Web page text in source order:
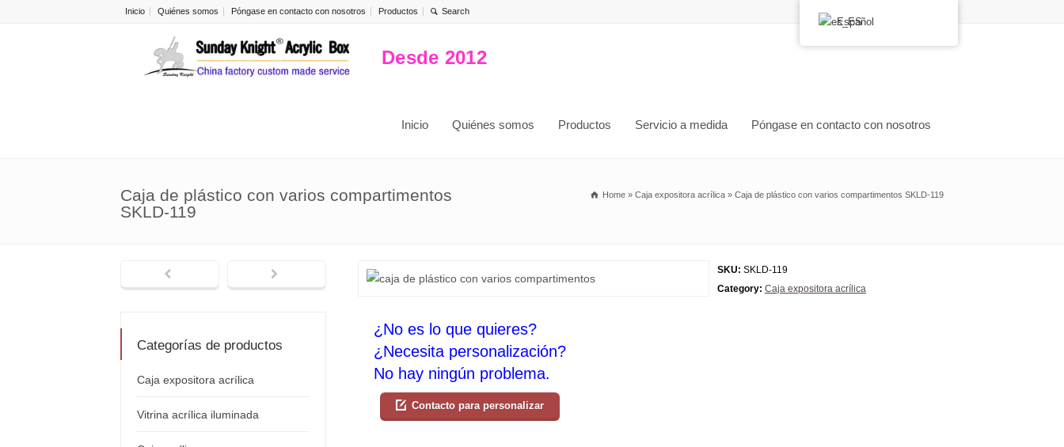
Inicio Quiénes somos Póngase en contacto con nosotros Productos
Desde 2012
Inicio Quiénes somos Productos Servicio a medida Póngase en contacto con nosotros
Caja de plástico con varios compartimentos
SKLD-119
Home » Caja expositora acrílica » Caja de plástico con varios compartimentos SKLD-119
SKU: SKLD-119
Category: Caja expositora acrílica
¿No es lo que quieres?
¿Necesita personalización?
No hay ningún problema.
Contacto para personalizar
Categorías de productos
Caja expositora acrílica
Vitrina acrílica iluminada
Español